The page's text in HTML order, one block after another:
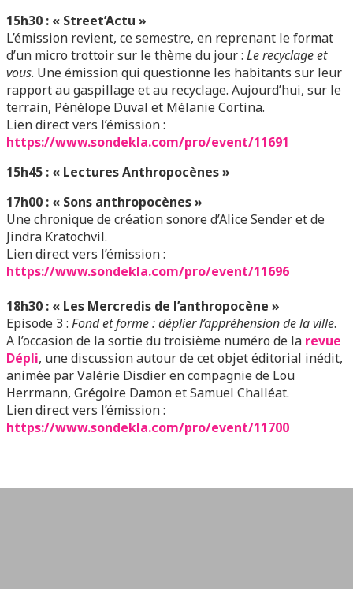
15h30 : « Street’Actu »
L’émission revient, ce semestre, en reprenant le format
d’un micro trottoir sur le thème du jour : Le recyclage et
vous. Une émission qui questionne les habitants sur leur
rapport au gaspillage et au recyclage. Aujourd’hui, sur le
terrain, Pénélope Duval et Mélanie Cortina.
Lien direct vers l’émission:
https://www.sondekla.com/pro/event/11691
15h45 : « Lectures Anthropocènes »
17h00 : « Sons anthropocènes »
Une chronique de création sonore d’Alice Sender et de
Jindra Kratochvil.
Lien direct vers l’émission:
https://www.sondekla.com/pro/event/11696
18h30 : « Les Mercredis de l’anthropocène »
Episode 3 : Fond et forme : déplier l’appréhension de la ville.
A l’occasion de la sortie du troisième numéro de la revue
Dépli, une discussion autour de cet objet éditorial inédit,
animée par Valérie Disdier en compagnie de Lou
Herrmann, Grégoire Damon et Samuel Challéat.
Lien direct vers l’émission:
https://www.sondekla.com/pro/event/11700